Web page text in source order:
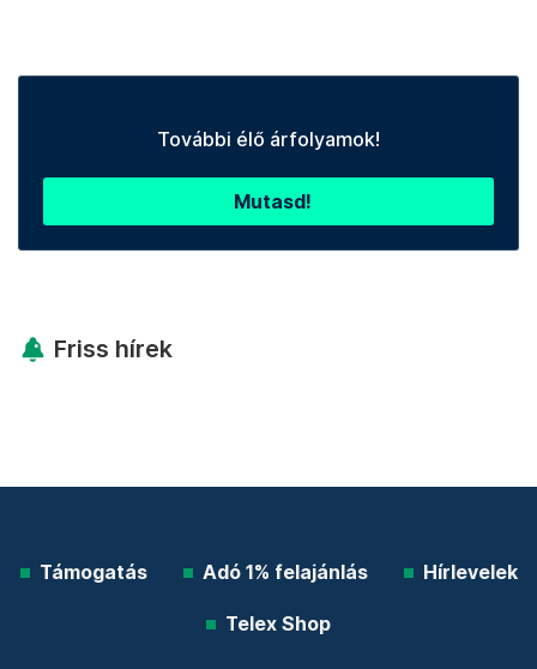
További élő árfolyamok!
Mutasd!
Friss hírek
Támogatás Adó 1% felajánlás Hírlevelek
Telex Shop